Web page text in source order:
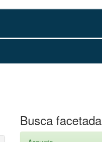
Busca facetada